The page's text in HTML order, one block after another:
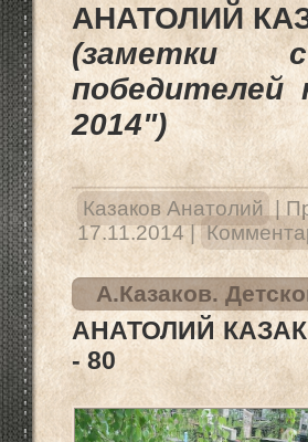
АНАТОЛИЙ
(заметки
победителей
2014")
Казаков Анатолий
17.11.2014 |
А.Казаков.
АНАТОЛИЙ
- 80